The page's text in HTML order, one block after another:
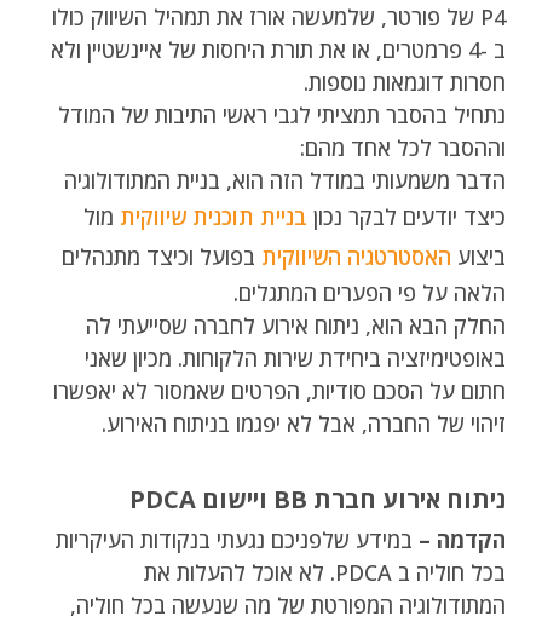
P4 של פורטר, שלמעשה אורז את תמהיל השיווק כולו
ב -4 פרמטרים, או את תורת היחסות של איינשטיין ולא
חסרות דוגמאות נוספות.
נתחיל בהסבר תמציתי לגבי ראשי התיבות של המודל
וההסבר לכל אחד מהם:
הדבר משמעותי במודל הזה הוא, בניית המתודולוגיה
כיצד יודעים לבקר נכון בניית תוכנית שיווקית מול
ביצוע האסטרטגיה השיווקית בפועל וכיצד מתנהלים
הלאה על פי הפערים המתגלים.
החלק הבא הוא, ניתוח אירוע לחברה שסייעתי לה
באופטימיזציה ביחידת שירות הלקוחות. מכיון שאני
חתום על הסכם סודיות, הפרטים שאמסור לא יאפשרו
זיהוי של החברה, אבל לא יפגמו בניתוח האירוע.
ניתוח אירוע חברת BB ויישום PDCA
הקדמה – במידע שלפניכם נגעתי בנקודות העיקריות
בכל חוליה ב PDCA. לא אוכל להעלות את
המתודולוגיה המפורטת של מה שנעשה בכל חוליה,